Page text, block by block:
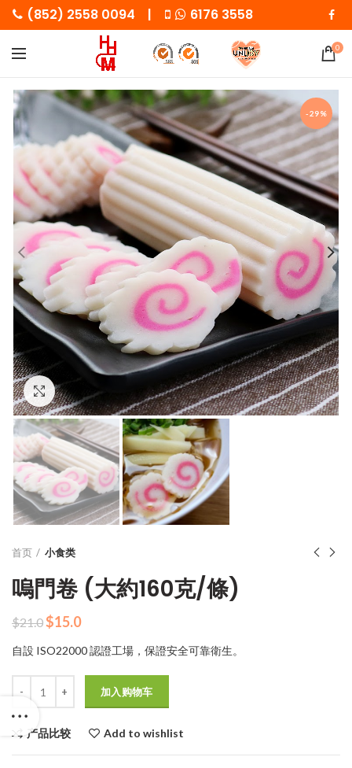
(852) 2558 0094 | 6176 3558
0
-29%
Click to enlarge
首页 小食类
嗚門卷 (大約160克/條)
$21.0 原
为：
$15.0当
价
为：
$15.0。
自設 ISO22000 認證工場，保證安全可靠衛生。
加入购物车
产品比较 Add to wishlist